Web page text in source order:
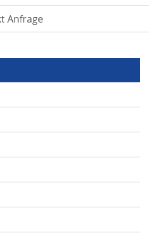
Anfrage